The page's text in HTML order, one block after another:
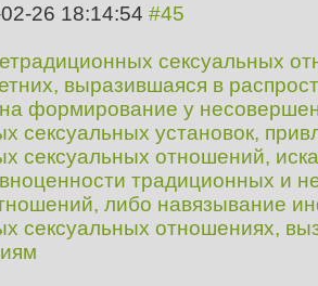
26 18:14:54
сексуальных
выразившаяся в
формирование у
сексуальных установок,
сексуальных отношений,
традиционных и
либо навязывание
сексуальных отношениях,